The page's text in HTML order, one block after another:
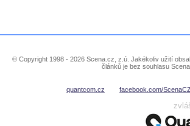
© Copyright 1998 - 2026 Scena.cz, z.ú. Jakékoliv užití
článků je bez souhlasu
quantcom.cz facebook.com/ScenaCZ